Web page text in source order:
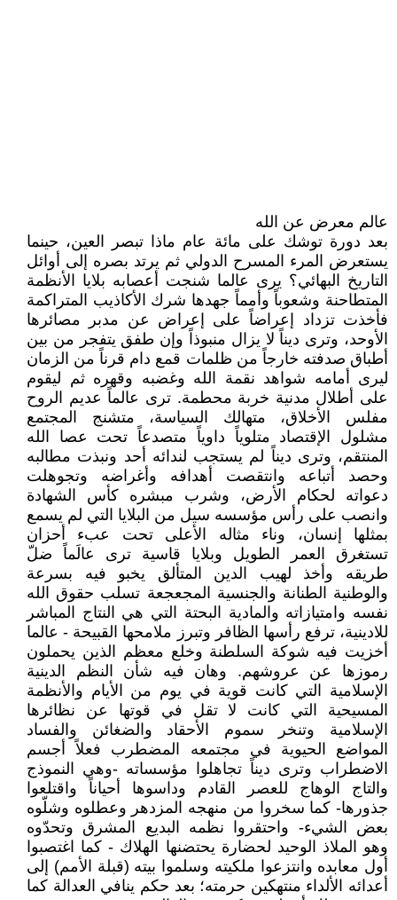
عالم معرض عن الله
بعد دورة توشك على مائة عام ماذا تبصر العين، حينما
يستعرض المرء المسرح الدولي ثم يرتد بصره إلى أوائل
التاريخ البهائي؟ يرى عالما شنجت أعصابه بلايا الأنظمة
المتطاحنة وشعوباً وأمماً جهدها شرك الأكاذيب المتراكمة
فأخذت تزداد إعراضاً على إعراض عن مدبر مصائرها
الأوحد، وترى ديناً لا يزال منبوذاً وإن طفق يتفجر من بين
أطباق صدفته خارجاً من ظلمات قمع دام قرناً من الزمان
ليرى أمامه شواهد نقمة الله وغضبه وقهره ثم ليقوم
على أطلال مدنية خربة محطمة. ترى عالماً عديم الروح
مفلس الأخلاق، متهالك السياسة، متشنج المجتمع
مشلول الإقتصاد متلوياً داوياً متصدعاً تحت عصا الله
المنتقم، وترى ديناً لم يستجب لندائه أحد ونبذت مطالبه
وحصد أتباعه وانتقصت أهدافه وأغراضه وتجوهلت
دعواته لحكام الأرض، وشرب مبشره كأس الشهادة
وانصب على رأس مؤسسه سيل من البلايا التي لم يسمع
بمثلها إنسان، وناء مثاله الأعلى تحت عبء أحزان
تستغرق العمر الطويل وبلايا قاسية ترى عالَماً ضلّ
طريقه وأخذ لهيب الدين المتألق يخبو فيه بسرعة
والوطنية الطنانة والجنسية المجعجعة تسلب حقوق الله
نفسه وامتيازاته والمادية البحتة التي هي النتاج المباشر
للادينية، ترفع رأسها الظافر وتبرز ملامحها القبيحة - عالما
أخزيت فيه شوكة السلطنة وخلع معظم الذين يحملون
رموزها عن عروشهم. وهان فيه شأن النظم الدينية
الإسلامية التي كانت قوية في يوم من الأيام والأنظمة
المسيحية التي كانت لا تقل في قوتها عن نظائرها
الإسلامية وتنخر سموم الأحقاد والضغائن والفساد
المواضع الحيوية في مجتمعه المضطرب فعلاً أجسم
الاضطراب وترى ديناً تجاهلوا مؤسساته -وهي النموذج
والتاج الوهاج للعصر القادم وداسوها أحياناً واقتلعوا
جذورها- كما سخروا من منهجه المزدهر وعطلوه وشلّوه
بعض الشيء- واحتقروا نظمه البديع المشرق وتحدّوه
وهو الملاذ الوحيد لحضارة يحتضنها الهلاك - كما اغتصبوا
أول معابده وانتزعوا ملكيته وسلموا بيته (قبلة الأمم) إلى
أعدائه الألداء منتهكين حرمته؛ بعد حكم ينافي العدالة كما